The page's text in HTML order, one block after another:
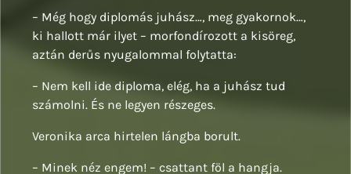
– Még hogy diplomás juhász…, meg gyakornok…,
ki hallott már ilyet – morfondírozott a kisöreg,
aztán derűs nyugalommal folytatta:
– Nem kell ide diploma, elég, ha a juhász tud
számolni. És ne legyen részeges.
Veronika arca hirtelen lángba borult.
– Minek néz engem! – csattant föl a hangja.